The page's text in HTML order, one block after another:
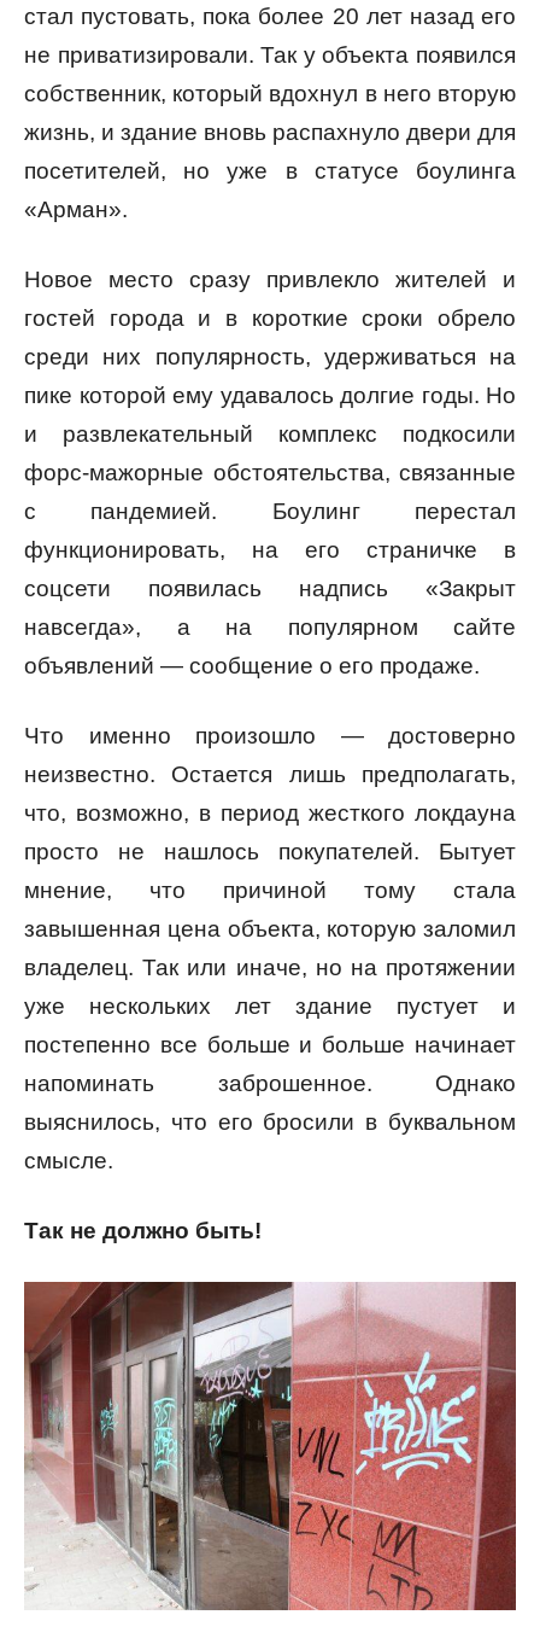
стал пустовать, пока более 20 лет назад его
не приватизировали. Так у объекта появился
собственник, который вдохнул в него вторую
жизнь, и здание вновь распахнуло двери для
посетителей, но уже в статусе боулинга
«Арман».
Новое место сразу привлекло жителей и
гостей города и в короткие сроки обрело
среди них популярность, удерживаться на
пике которой ему удавалось долгие годы. Но
и развлекательный комплекс подкосили
форс-мажорные обстоятельства, связанные
с пандемией. Боулинг перестал
функционировать, на его страничке в
соцсети появилась надпись «Закрыт
навсегда», а на популярном сайте
объявлений — сообщение о его продаже.
Что именно произошло — достоверно
неизвестно. Остается лишь предполагать,
что, возможно, в период жесткого локдауна
просто не нашлось покупателей. Бытует
мнение, что причиной тому стала
завышенная цена объекта, которую заломил
владелец. Так или иначе, но на протяжении
уже нескольких лет здание пустует и
постепенно все больше и больше начинает
напоминать заброшенное. Однако
выяснилось, что его бросили в буквальном
смысле.
Так не должно быть!